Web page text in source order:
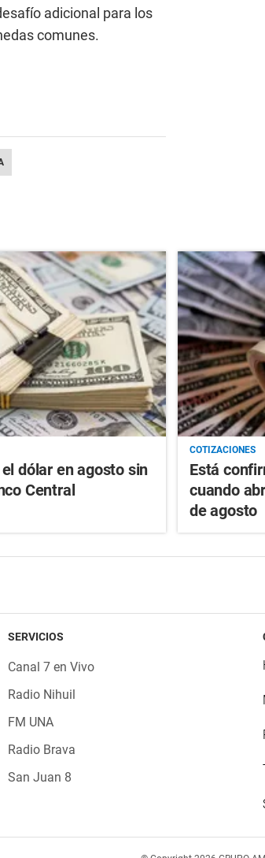
adicional para los
comunes.
dólar en agosto sin
Central
COTIZACIONES
Está
cuando
de agosto
SERVICIOS
Canal 7 en Vivo
Radio Nihuil
FM UNA
Radio Brava
San Juan 8